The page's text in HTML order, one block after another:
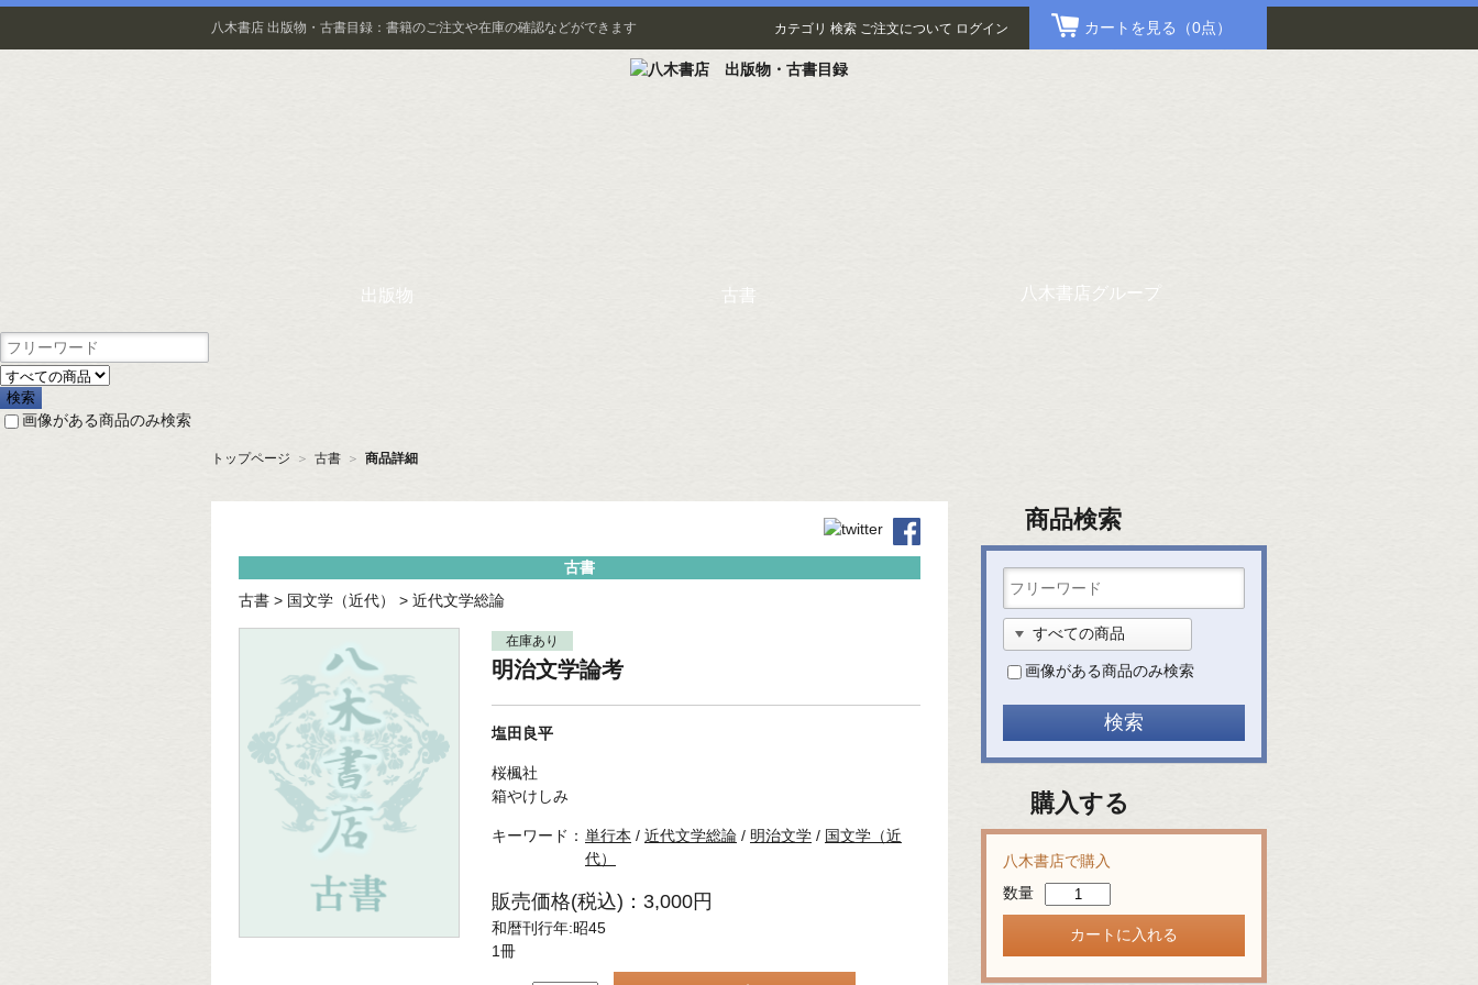
八木書店 出版物・古書目録：書籍のご注文や在庫の確認などができます カテゴリ 検索 ご注文について ログイン カートを見る （0点）
出版物 古書 八木書店グループ
画像がある商品のみ検索
トップページ ＞ 古書 ＞ 商品詳細
古書
古書 > 国文学（近代） > 近代文学総論
在庫あり
明治文学論考
塩田良平
桜楓社
箱やけしみ
キーワード： 単行本 / 近代文学総論 / 明治文学 / 国文学（近
代）
販売価格(税込)：3,000円
和暦刊行年:昭45
1冊
商品検索
画像がある商品のみ検索
購入する
八木書店で購入
数量